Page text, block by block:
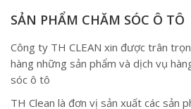
SẢN PHẨM CHĂM SÓC Ô TÔ
Công ty TH CLEAN xin được trân
hàng những sản phẩm và dịch vụ
sóc ô tô
TH Clean là đơn vị sản xuất các sản